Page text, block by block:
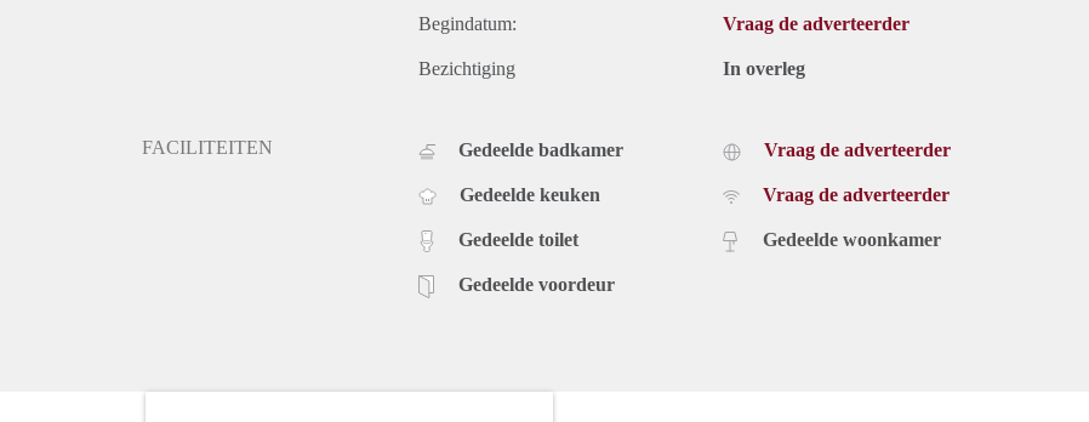
Begindatum: Vraag de adverteerder
Bezichtiging In overleg
FACILITEITEN Gedeelde badkamer
Gedeelde keuken
Gedeelde toilet
Gedeelde voordeur
Vraag de adverteerder
Vraag de adverteerder
Gedeelde woonkamer